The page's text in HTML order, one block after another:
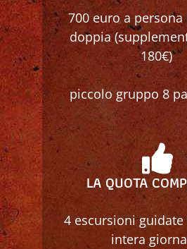
700 euro a
doppia
180€)
piccolo gruppo 8
LA QUOTA
4 escursioni
intera